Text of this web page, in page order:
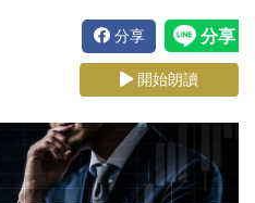
分享
開始朗讀